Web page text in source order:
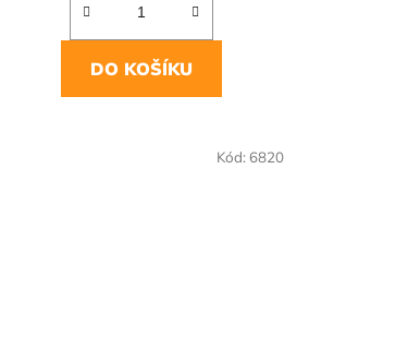
DO KOŠÍKU
Kód: 6820